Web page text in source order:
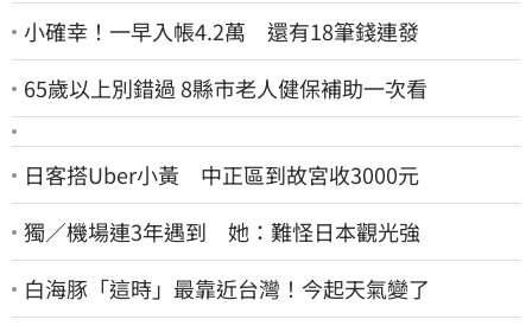
小確幸！一早入帳4.2萬 還有18筆錢連發
65歲以上別錯過 8縣市老人健保補助一次看
日客搭Uber小黃 中正區到故宮收3000元
獨／機場連3年遇到 她：難怪日本觀光強
白海豚「這時」最靠近台灣！今起天氣變了